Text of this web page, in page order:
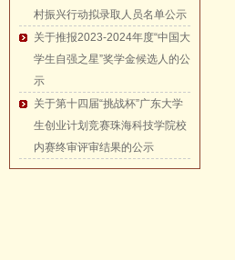
村振兴行动拟录取人员名单公示
关于推报2023-2024年度“中国大
学生自强之星”奖学金候选人的公
示
关于第十四届“挑战杯”广东大学
生创业计划竞赛珠海科技学院校
内赛终审评审结果的公示